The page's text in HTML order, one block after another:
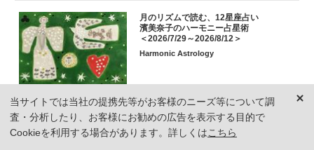
月のリズムで読む、12星座占い
濱美奈子のハーモニー占星術
＜2026/7/29～2026/8/12＞
Harmonic Astrology
【丸テーブルの名品34選】
北欧や日本の名作から注目作まで。
ダイニングを美しく彩る円卓まとめ
当サイトでは当社の提携先等がお客様のニーズ等について調
査・分析したり、お客様にお勧めの広告を表示する目的で
Cookieを利用する場合があります。詳しくはこちら